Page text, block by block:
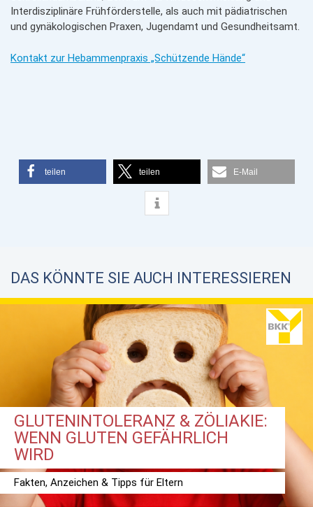
Interdisziplinäre Frühförderstelle, als auch mit pädiatrischen
und gynäkologischen Praxen, Jugendamt und Gesundheitsamt.
Kontakt zur Hebammenpraxis „Schützende Hände“
teilen teilen E-Mail
DAS KÖNNTE SIE AUCH INTERESSIEREN
GLUTENINTOLERANZ & ZÖLIAKIE:
WENN GLUTEN GEFÄHRLICH
WIRD
Fakten, Anzeichen & Tipps für Eltern